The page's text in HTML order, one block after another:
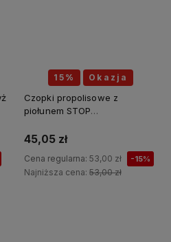
15% Okazja
Czopki propolisowe z
piołunem STOP
wrotycz, zielony orzech,
szałwia, kłącze tataraku,
konopia siewna) 12 sztuk x 2g
API Effect
45,05 zł
Cena regularna: 53,00 zł -15%
Najniższa cena: 53,00 zł